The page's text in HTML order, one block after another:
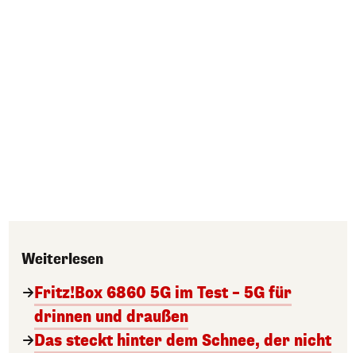
Weiterlesen
Fritz!Box 6860 5G im Test – 5G für
drinnen und draußen
Das steckt hinter dem Schnee, der nicht